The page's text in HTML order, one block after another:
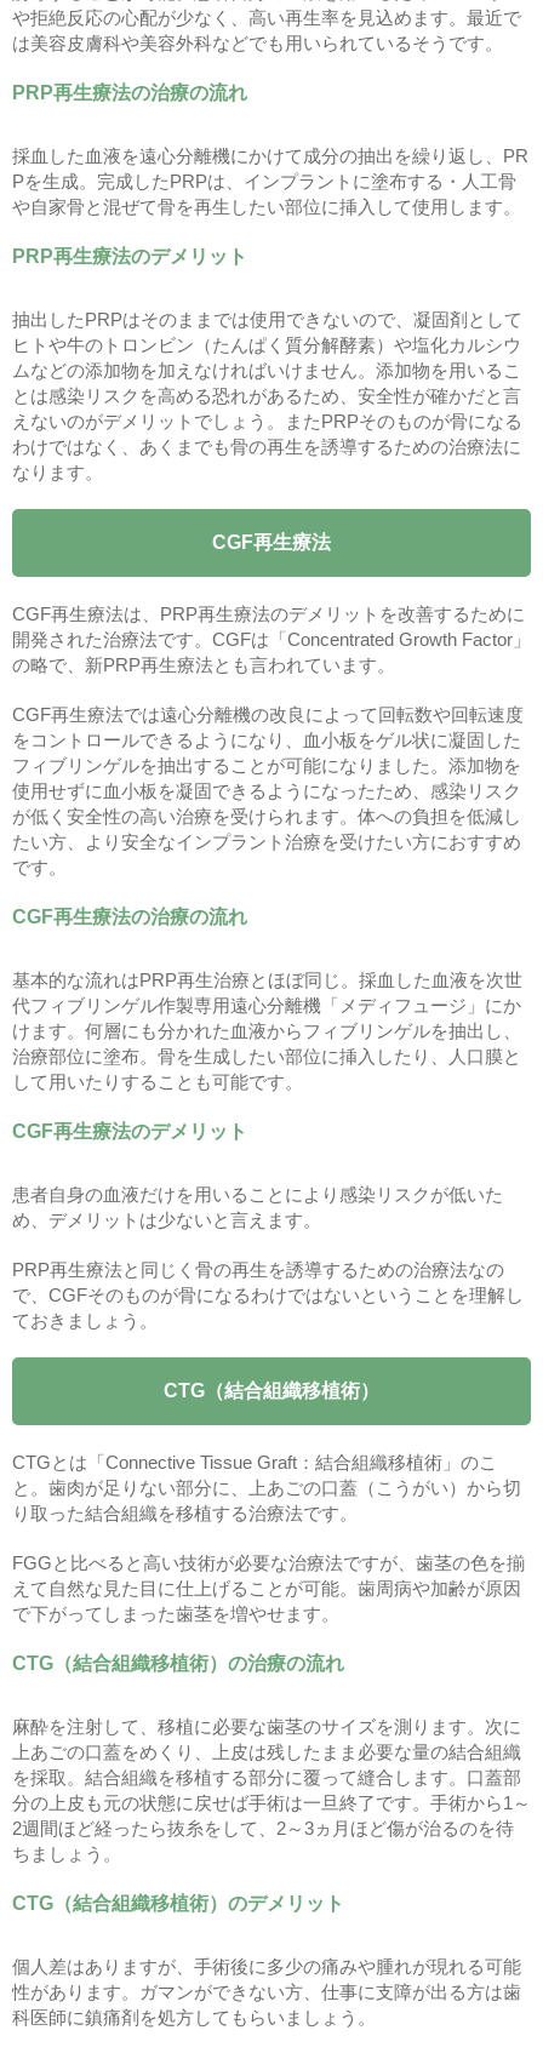
や拒絶反応の心配が少なく、高い再生率を見込めます。最近で
は美容皮膚科や美容外科などでも用いられているそうです。
PRP再生療法の治療の流れ
採血した血液を遠心分離機にかけて成分の抽出を繰り返し、PR
Pを生成。完成したPRPは、インプラントに塗布する・人工骨
や自家骨と混ぜて骨を再生したい部位に挿入して使用します。
PRP再生療法のデメリット
抽出したPRPはそのままでは使用できないので、凝固剤として
ヒトや牛のトロンビン（たんぱく質分解酵素）や塩化カルシウ
ムなどの添加物を加えなければいけません。添加物を用いるこ
とは感染リスクを高める恐れがあるため、安全性が確かだと言
えないのがデメリットでしょう。またPRPそのものが骨になる
わけではなく、あくまでも骨の再生を誘導するための治療法に
なります。
CGF再生療法
CGF再生療法は、PRP再生療法のデメリットを改善するために
開発された治療法です。CGFは「Concentrated Growth Factor」
の略で、新PRP再生療法とも言われています。
CGF再生療法では遠心分離機の改良によって回転数や回転速度
をコントロールできるようになり、血小板をゲル状に凝固した
フィブリンゲルを抽出することが可能になりました。添加物を
使用せずに血小板を凝固できるようになったため、感染リスク
が低く安全性の高い治療を受けられます。体への負担を低減し
たい方、より安全なインプラント治療を受けたい方におすすめ
です。
CGF再生療法の治療の流れ
基本的な流れはPRP再生治療とほぼ同じ。採血した血液を次世
代フィブリンゲル作製専用遠心分離機「メディフュージ」にか
けます。何層にも分かれた血液からフィブリンゲルを抽出し、
治療部位に塗布。骨を生成したい部位に挿入したり、人口膜と
して用いたりすることも可能です。
CGF再生療法のデメリット
患者自身の血液だけを用いることにより感染リスクが低いた
め、デメリットは少ないと言えます。
PRP再生療法と同じく骨の再生を誘導するための治療法なの
で、CGFそのものが骨になるわけではないということを理解し
ておきましょう。
CTG（結合組織移植術）
CTGとは「Connective Tissue Graft：結合組織移植術」のこ
と。歯肉が足りない部分に、上あごの口蓋（こうがい）から切
り取った結合組織を移植する治療法です。
FGGと比べると高い技術が必要な治療法ですが、歯茎の色を揃
えて自然な見た目に仕上げることが可能。歯周病や加齢が原因
で下がってしまった歯茎を増やせます。
CTG（結合組織移植術）の治療の流れ
麻酔を注射して、移植に必要な歯茎のサイズを測ります。次に
上あごの口蓋をめくり、上皮は残したまま必要な量の結合組織
を採取。結合組織を移植する部分に覆って縫合します。口蓋部
分の上皮も元の状態に戻せば手術は一旦終了です。手術から1～
2週間ほど経ったら抜糸をして、2～3ヵ月ほど傷が治るのを待
ちましょう。
CTG（結合組織移植術）のデメリット
個人差はありますが、手術後に多少の痛みや腫れが現れる可能
性があります。ガマンができない方、仕事に支障が出る方は歯
科医師に鎮痛剤を処方してもらいましょう。